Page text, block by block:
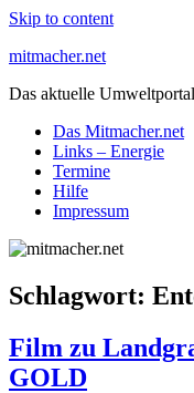
Skip to content
mitmacher.net
Das aktuelle
Das Mitmacher.net
Links – Energie
Termine
Hilfe
Impressum
Schlagwort:
Film zu
GOLD